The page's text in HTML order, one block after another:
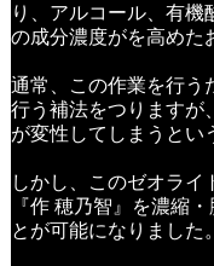
り、アルコール、有
の成分濃度がを高めた
通常、この作業を行う
行う補法をつりますが
が変性してしまうとい
しかし、このゼオライ
『作 穂乃智』を濃縮
とが可能になりました。